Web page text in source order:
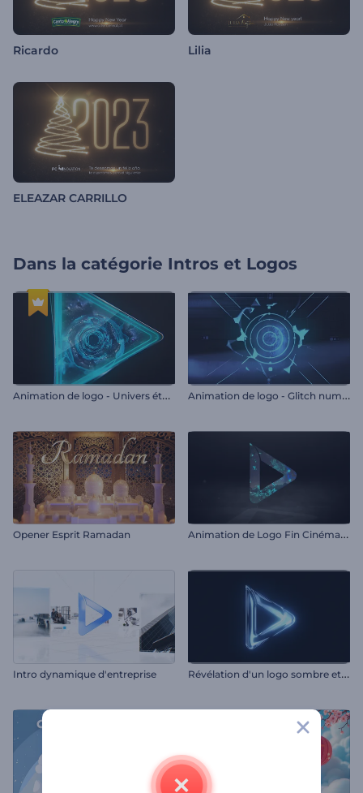
Ricardo Lilia
ELEAZAR CARRILLO
Dans la catégorie Intros et Logos
A
nimation de logo - Univers étoilé A
nimation de logo - Glitch numérique
Opener Esprit Ramadan A
nimation de Logo Fin Cinématographique
Intro dynamique d'entreprise R
évélation d'un logo sombre et lumineux